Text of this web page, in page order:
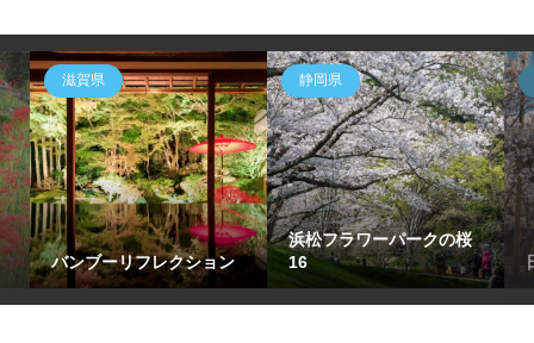
滋賀県
バンブーリフレクション
静岡県
浜松フラワーパークの桜
16